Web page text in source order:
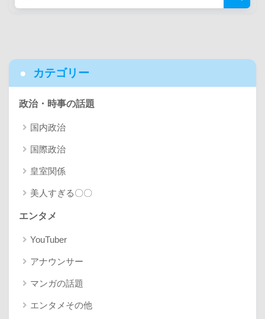
カテゴリー
政治・時事の話題
国内政治
国際政治
皇室関係
美人すぎる〇〇
エンタメ
YouTuber
アナウンサー
マンガの話題
エンタメその他